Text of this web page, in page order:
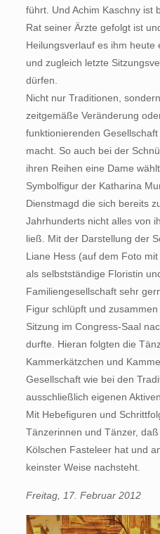
führt. Und Achim Kaschny ist
Rat seiner Ärzte gefolgt ist
Heilungsverlauf es ihm heute
und zugleich letzte
dürfen.
Nicht nur Traditionen,
zeitgemäße Veränderung
funktionierenden
macht. So auch bei der
ihren Reihen eine Dame
Symbolfigur der Katharina
Dienstmagd die sich bereits
Jahrhunderts nicht alles von
ließ. Mit der Darstellung der
Liane Hess (auf dem Foto
als selbstständige Floristin
Familiengesellschaft sehr
Figur schlüpft und
Sitzung im Congress-Saal
durfte. Hieran folgten die
Kammerkätzchen und
Gesellschaft wie bei den
ausschließlich eigenen
Mit Hebefiguren und
Tänzerinnen und Tänzer,
Kölschen Fasteleer hat und
keinster Weise nachsteht.
Freitag, 17. Februar 2012